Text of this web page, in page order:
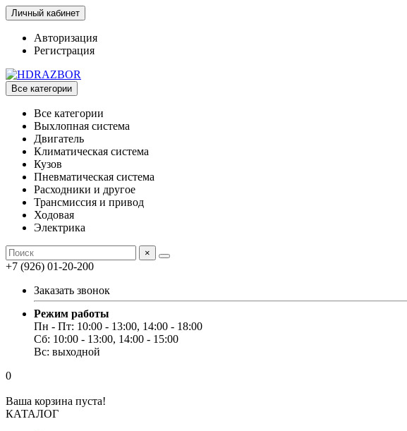
Личный кабинет
Авторизация
Регистрация
Все категории
Все категории
Выхлопная система
Двигатель
Климатическая система
Кузов
Пневматическая система
Расходники и другое
Трансмиссия и привод
Ходовая
Электрика
×
+7 (926) 01-20-200
Заказать звонок
Режим работы
Пн - Пт: 10:00 - 13:00, 14:00 - 18:00
Сб: 10:00 - 13:00, 14:00 - 15:00
Вс: выходной
0
Ваша корзина пуста!
КАТАЛОГ